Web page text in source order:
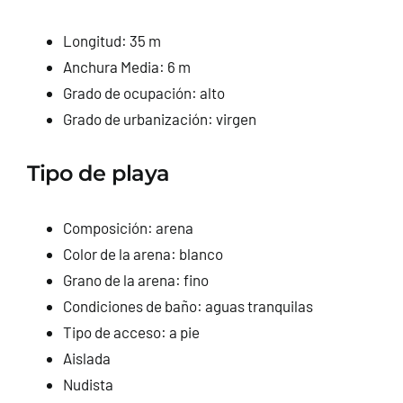
Longitud: 35 m
Anchura Media: 6 m
Grado de ocupación: alto
Grado de urbanización: virgen
Tipo de playa
Composición: arena
Color de la arena: blanco
Grano de la arena: fino
Condiciones de baño: aguas tranquilas
Tipo de acceso: a pie
Aislada
Nudista